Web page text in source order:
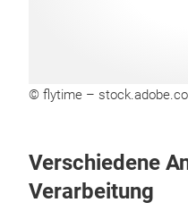
© flytime –
Verschiedene
Verarbeitung